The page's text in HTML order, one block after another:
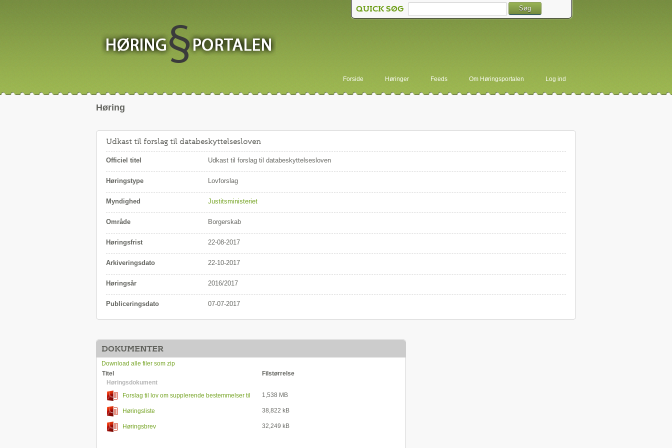
QUICK SØG Søg
Forside Høringer Feeds Om Høringsportalen Log ind
Høring
Udkast til forslag til databeskyttelsesloven
Officiel titel Udkast til forslag til databeskyttelsesloven
Høringstype Lovforslag
Myndighed Justitsministeriet
Område Borgerskab
Høringsfrist 22-08-2017
Arkiveringsdato 22-10-2017
Høringsår 2016/2017
Publiceringsdato 07-07-2017
DOKUMENTER
Download alle filer som zip
Titel
Filstørrelse
Høringsdokument
Forslag til lov om supplerende bestemmelser til
forordning om beskyttelse af fysiske personer i forbindelse
med behandling af personoplysninger og om fri
udveksling af sådanne oplysninger
1,538 MB
Høringsliste 38,822 kB
Høringsbrev 32,249 kB